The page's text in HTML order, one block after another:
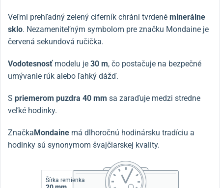
Veľmi prehľadný zelený ciferník chráni tvrdené minerálne
sklo. Nezameniteľným symbolom pre značku Mondaine je
červená sekundová ručička.
Vodotesnosťmodelu je 30 m, čo postačuje na bezpečné
umývanie rúk alebo ľahký dážď.
S priemerom puzdra 40 mm sa zaraďuje medzi stredne
veľké hodinky.
ZnačkaMondaine má dlhoročnú hodinársku tradíciu a
hodinky sú synonymom švajčiarskej kvality.
Šírka remienka